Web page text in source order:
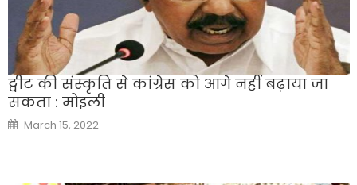
ट्वीट की संस्कृति से कांग्रेस को आगे नहीं बढ़ाया जा
सकता : मोइली
Posted
on
March 15, 2022